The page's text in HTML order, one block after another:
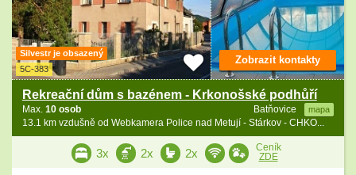
Silvestr je obsazený
5C-383
Rekreační dům s bazénem - Krkonošské podhůří
Batňovice mapa
Max. 10 osob
13.1 km vzdušně od Webkamera Police nad Metují - Stárkov - CHKO...
Zobrazit kontakty
3x 2x 2x
Ceník
ZDE